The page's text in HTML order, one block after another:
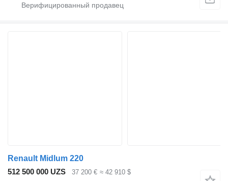
Renault Midlum 220
512 500 000 UZS
37 200 € ≈ 42 910 $